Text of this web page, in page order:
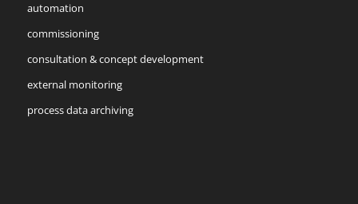
automation
commissioning
consultation & concept development
external monitoring
process data archiving